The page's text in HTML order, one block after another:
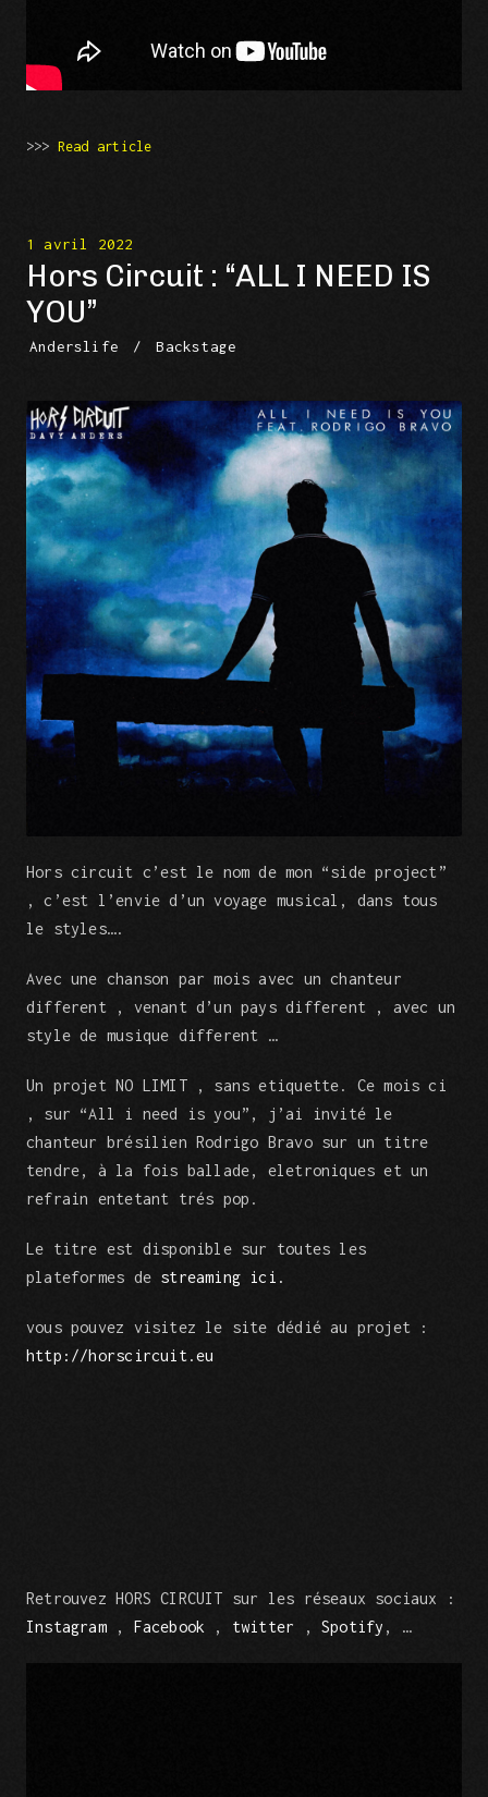
>>> Read article
1 avril 2022
Hors Circuit : “ALL I NEED IS
YOU”
Anderslife / Backstage
Hors circuit c’est le nom de mon “side project”
, c’est l’envie d’un voyage musical, dans tous
le styles….
Avec une chanson par mois avec un chanteur
different , venant d’un pays different , avec un
style de musique different …
Un projet NO LIMIT , sans etiquette. Ce mois ci
, sur “All i need is you”, j’ai invité le
chanteur brésilien Rodrigo Bravo sur un titre
tendre, à la fois ballade, eletroniques et un
refrain entetant trés pop.
Le titre est disponible sur toutes les
plateformes de streaming ici.
vous pouvez visitez le site dédié au projet :
http://horscircuit.eu
Retrouvez HORS CIRCUIT sur les réseaux sociaux :
Instagram, Facebook , twitter , Spotify , …